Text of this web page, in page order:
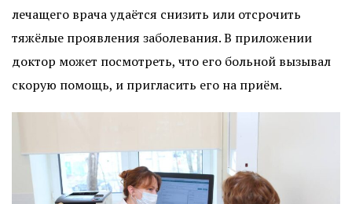
лечащего врача удаётся снизить или отсрочить
тяжёлые проявления заболевания. В приложении
доктор может посмотреть, что его больной вызывал
скорую помощь, и пригласить его на приём.